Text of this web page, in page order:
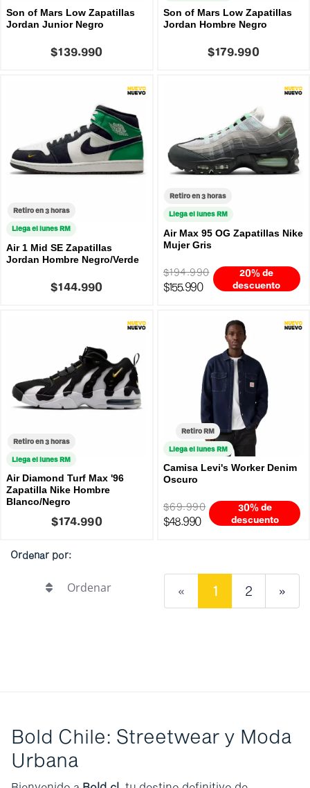
Son of Mars Low Zapatillas
Jordan Junior Negro
$139.990
Son of Mars Low Zapatillas
Jordan Hombre Negro
$179.990
Retiro en 3 horas
Llega el lunes RM
Air 1 Mid SE Zapatillas
Jordan Hombre Negro/Verde
$144.990
Retiro en 3 horas
Llega el lunes RM
Air Max 95 OG Zapatillas Nike
Mujer Gris
$194.990
$155.990
20% de
descuento
Retiro en 3 horas
Llega el lunes RM
Air Diamond Turf Max '96
Zapatilla Nike Hombre
Blanco/Negro
$174.990
Retiro RM
Llega el lunes RM
Camisa Levi's Worker Denim
Oscuro
$69.990
$48.990
30% de
descuento
Ordenar por:
Ordenar « 1 2 »
Bold Chile: Streetwear y Moda
Urbana